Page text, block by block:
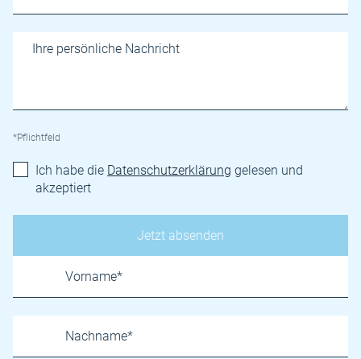
*Pflichtfeld
Ich habe die Datenschutzerklärung gelesen und
akzeptiert